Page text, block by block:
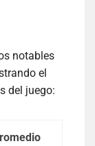
notables
el
del juego: